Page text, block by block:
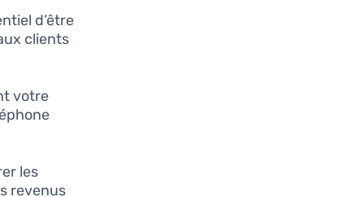
d’être
clients
votre
les
revenus